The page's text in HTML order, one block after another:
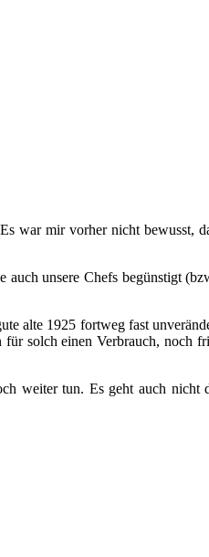
war mir vorher nicht bewusst,
unsere Chefs begünstigt
alte 1925 fortweg fast
solch einen Verbrauch, noch
weiter tun. Es geht auch nicht